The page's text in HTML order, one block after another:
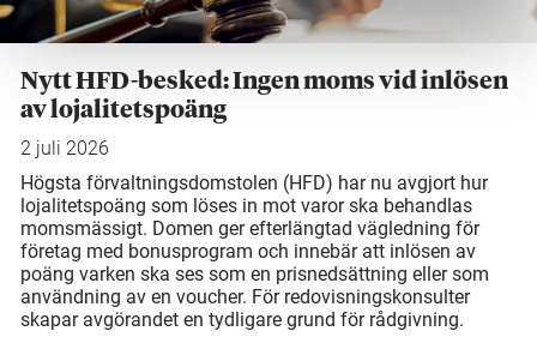
Nytt HFD-besked: Ingen moms vid inlösen
av lojalitetspoäng
2 juli 2026
Högsta förvaltningsdomstolen (HFD) har nu avgjort hur
lojalitetspoäng som löses in mot varor ska behandlas
momsmässigt. Domen ger efterlängtad vägledning för
företag med bonusprogram och innebär att inlösen av
poäng varken ska ses som en prisnedsättning eller som
användning av en voucher. För redovisningskonsulter
skapar avgörandet en tydligare grund för rådgivning.